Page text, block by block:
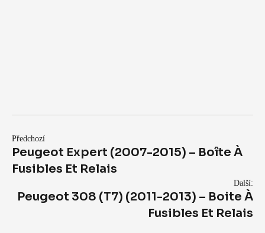
Předchozí
Peugeot Expert (2007-2015) – Boîte À
Fusibles Et Relais
Další:
Peugeot 308 (T7) (2011-2013) – Boite À
Fusibles Et Relais